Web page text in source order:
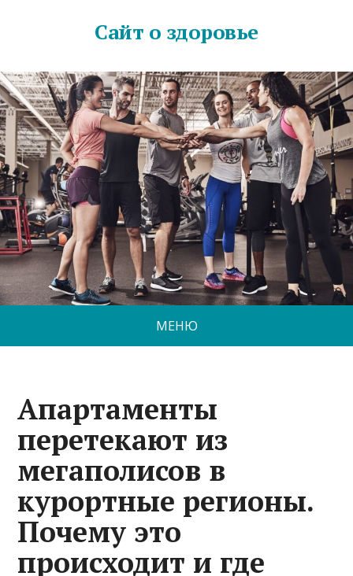
Сайт о здоровье
МЕНЮ
Апартаменты
перетекают из
мегаполисов в
курортные регионы.
Почему это
происходит и где